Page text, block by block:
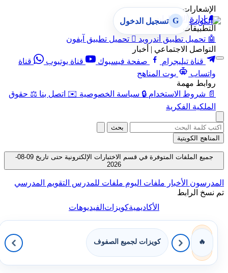
الإشعارات
🔔 إدارة الإشعارات
التطبيقات
🤖 تحميل تطبيق أندرويد  تحميل تطبيق آيفون
التواصل الاجتماعي | أخبار
قناة تيليجرام
صفحة فيسبوك قناة يوتيوب
قناة
واتساب
بوت المناهج
روابط مهمة
📄 شروط الاستخدام 🔒 سياسة الخصوصية ✉️ اتصل بنا ⚖️ حقوق
الملكية الفكرية
G تسجيل الدخول
بحث
المناهج الكويتية
جميع الملفات المتوفرة في قسم الاختبارات الإلكترونية حتى تاريخ 09-08-
2026
المدرسون الأخبار ملفات اليوم ملفات للمدرس التقويم المدرسي
تم نسخ الرابط
الأكاديميةكويزاتالفيديوهات
🔥 كويزات لجميع الصفوف